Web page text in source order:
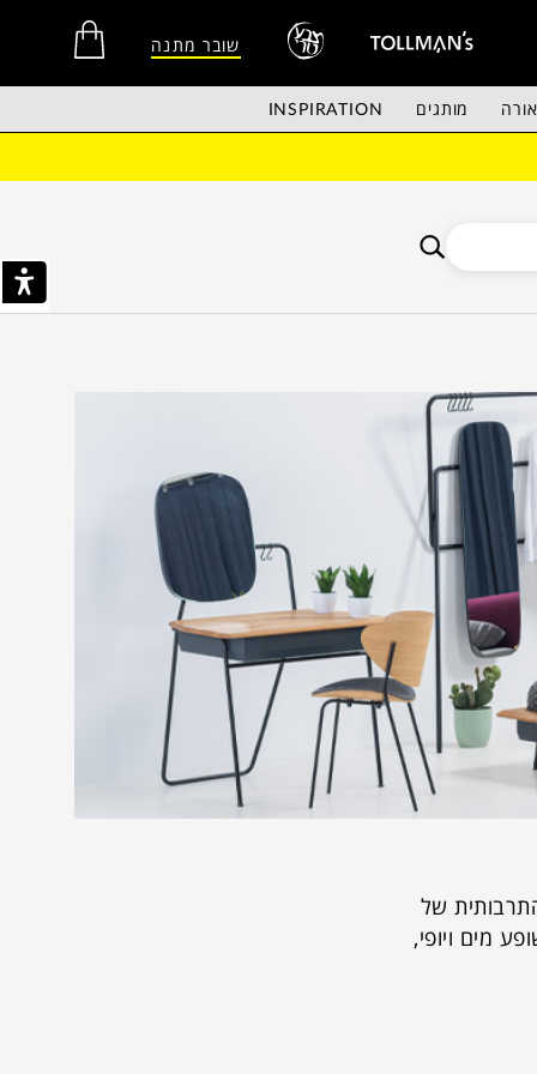
שובר מתנה
מותגים INSPIRATION
של
מים ויופי,